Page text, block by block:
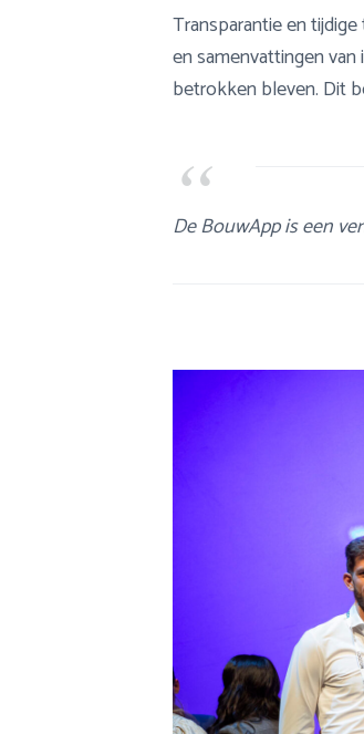
Transparantie en
en samenvattingen
betrokken bleven. Dit
De BouwApp is een